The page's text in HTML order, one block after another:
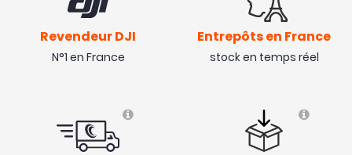
Revendeur DJI
N°1 en France
Entrepôts en France
stock en temps réel